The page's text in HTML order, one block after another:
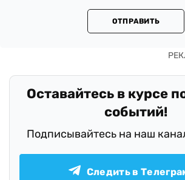
ОТПРАВИТЬ
Оставайтесь в курсе
событий!
Подписывайтесь на наш
Следить в